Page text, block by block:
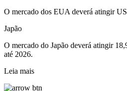
O mercado dos EUA deverá atingir
Japão
O mercado do Japão deverá atingir
até 2026.
Leia mais